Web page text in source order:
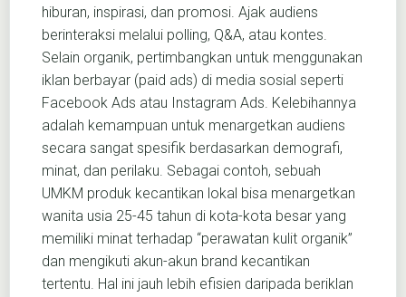
hiburan, inspirasi, dan promosi. Ajak audiens
berinteraksi melalui polling, Q&A, atau kontes.
Selain organik, pertimbangkan untuk menggunakan
iklan berbayar (paid ads) di media sosial seperti
Facebook Ads atau Instagram Ads. Kelebihannya
adalah kemampuan untuk menargetkan audiens
secara sangat spesifik berdasarkan demografi,
minat, dan perilaku. Sebagai contoh, sebuah
UMKM produk kecantikan lokal bisa menargetkan
wanita usia 25-45 tahun di kota-kota besar yang
memiliki minat terhadap “perawatan kulit organik”
dan mengikuti akun-akun brand kecantikan
tertentu. Hal ini jauh lebih efisien daripada beriklan